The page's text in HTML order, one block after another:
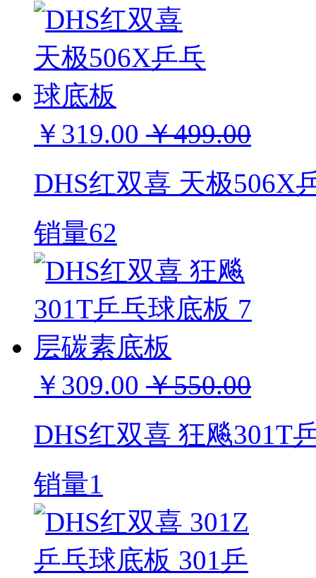
￥319.00 ￥499.00
DHS红双喜 天极506X
销量62
￥309.00 ￥550.00
DHS红双喜 狂飚301T
销量1